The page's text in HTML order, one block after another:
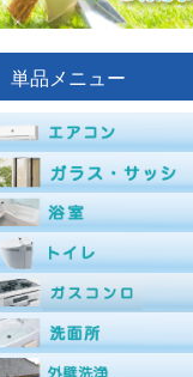
単品メニュー